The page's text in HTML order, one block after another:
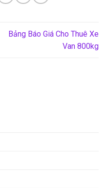
Bảng Báo Giá Cho Thuê Xe
Van 800kg